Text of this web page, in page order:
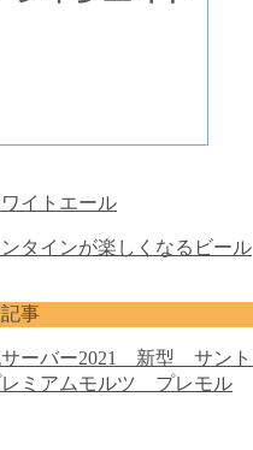
イトエール
ンタインが楽しくなるビール
事